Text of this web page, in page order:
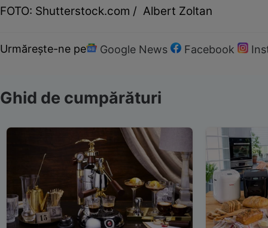
FOTO: Shutterstock.com / Albert Zoltan
Urmărește-ne pe Google News Facebook
Ghid de cumpărături